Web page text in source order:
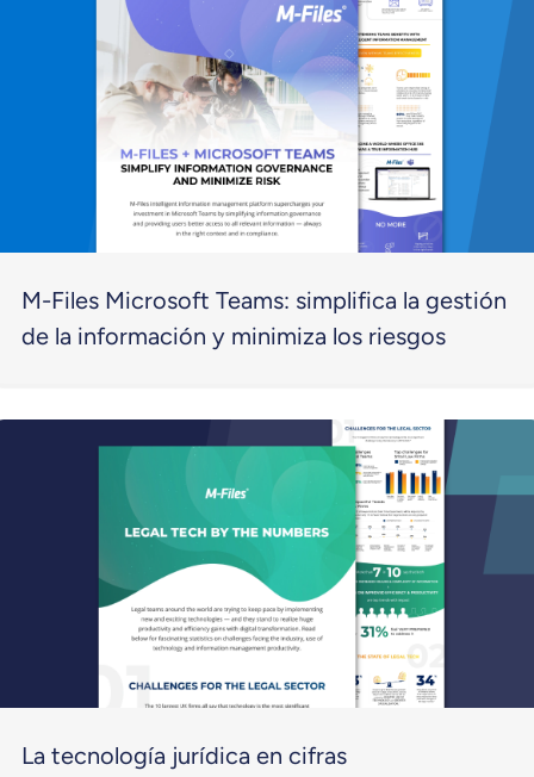
M-Files Microsoft Teams: simplifica la gestión
de la información y minimiza los riesgos
La tecnología jurídica en cifras